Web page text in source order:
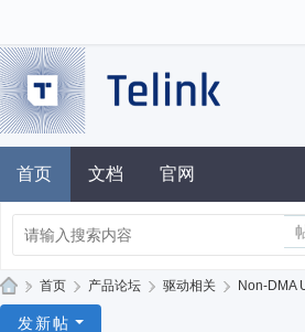
首页 文档 官网
» 首页 › 产品论坛 › 驱动相关 › Non-DMA
发新帖